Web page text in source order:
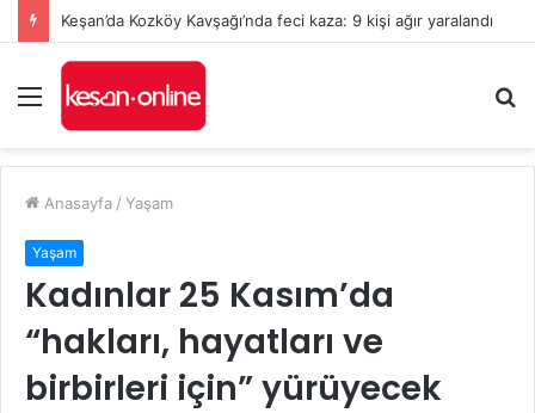
Keşan’da Kozköy Kavşağı’nda feci kaza: 9 kişi ağır yaralandı
Menü
...
Anasayfa / Yaşam
Yaşam
Kadınlar 25 Kasım’da
“hakları, hayatları ve
birbirleri için” yürüyecek